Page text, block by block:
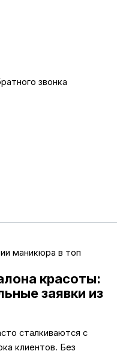
звонка
маникюра в топ
красоты:
заявки из
сталкиваются с
клиентов. Без